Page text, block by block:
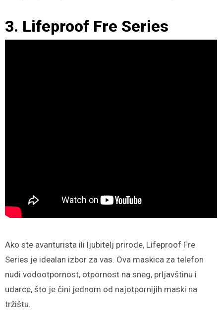
3. Lifeproof Fre Series
Ako ste avanturista ili ljubitelj prirode, Lifeproof Fre
Series je idealan izbor za vas. Ova maskica za telefon
nudi vodootpornost, otpornost na sneg, prljavštinu i
udarce, što je čini jednom od najotpornijih maski na
tržištu.